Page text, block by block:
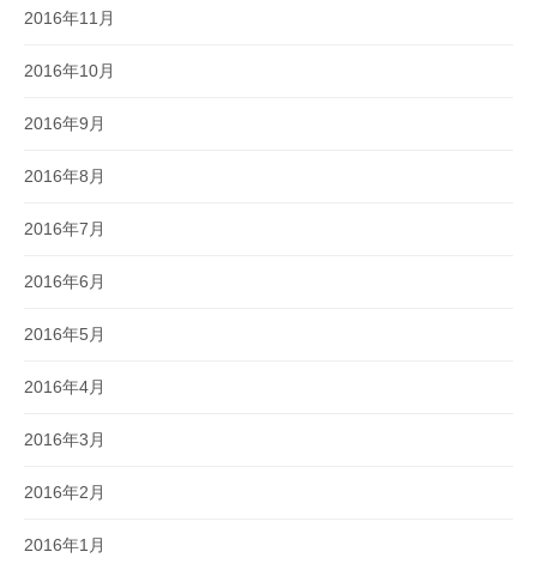
2016年11月
2016年10月
2016年9月
2016年8月
2016年7月
2016年6月
2016年5月
2016年4月
2016年3月
2016年2月
2016年1月